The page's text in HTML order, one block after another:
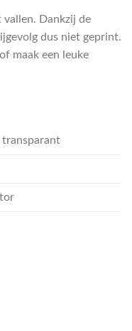
vallen. Dankzij de
dus niet geprint.
maak een leuke
transparant